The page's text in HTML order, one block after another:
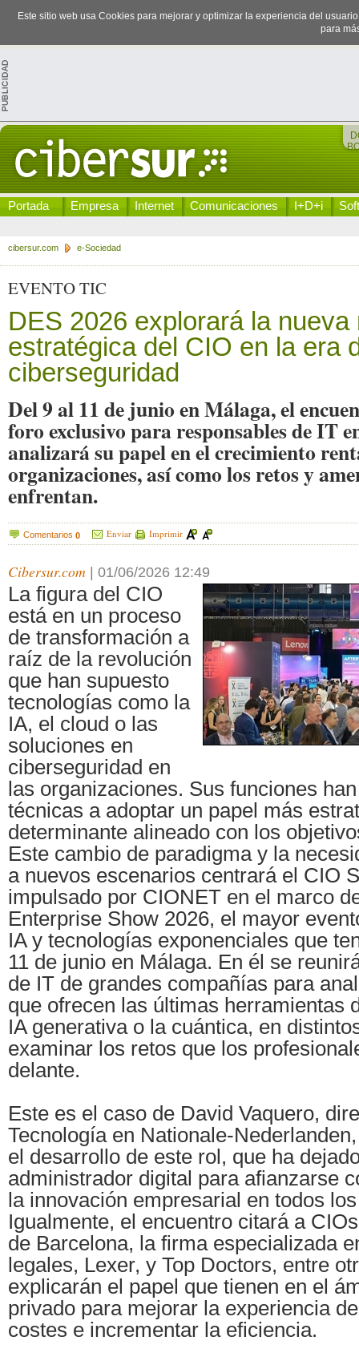
Este sitio web usa Cookies para mejorar y optimizar la experiencia del
para
Portada Empresa Internet Comunicaciones I+D+i
cibersur.com e-Sociedad
EVENTO TIC
DES 2026 explorará la nueva
estratégica del CIO en la era
ciberseguridad
Del 9 al 11 de junio en Málaga, el
foro exclusivo para responsables de IT
analizará su papel en el crecimiento
organizaciones, así como los retos y
enfrentan.
Comentarios 0 Enviar Imprimir
Cibersur.com 01/06/2026 12:49
La figura del CIO
está en un proceso
de transformación a
raíz de la revolución
que han supuesto
tecnologías como la
IA, el cloud o las
soluciones en
ciberseguridad en
las organizaciones. Sus funciones
técnicas a adoptar un papel más
determinante alineado con los
Este cambio de paradigma y la
a nuevos escenarios centrará el CIO
impulsado por CIONET en el marco
Enterprise Show 2026, el mayor
IA y tecnologías exponenciales que
11 de junio en Málaga. En él se
de IT de grandes compañías para
que ofrecen las últimas herramientas
IA generativa o la cuántica, en
examinar los retos que los
delante.
Este es el caso de David Vaquero,
Tecnología en Nationale-
el desarrollo de este rol, que ha
administrador digital para afianzarse
la innovación empresarial en todos
Igualmente, el encuentro citará a
de Barcelona, la firma especializada
legales, Lexer, y Top Doctors, entre
explicarán el papel que tienen en el
privado para mejorar la experiencia
costes e incrementar la eficiencia.